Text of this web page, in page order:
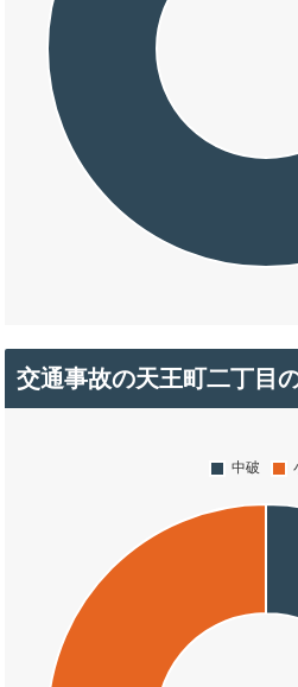
交通事故の天王町二丁目